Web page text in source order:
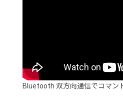
Bluetooth 双方向通信でコマン